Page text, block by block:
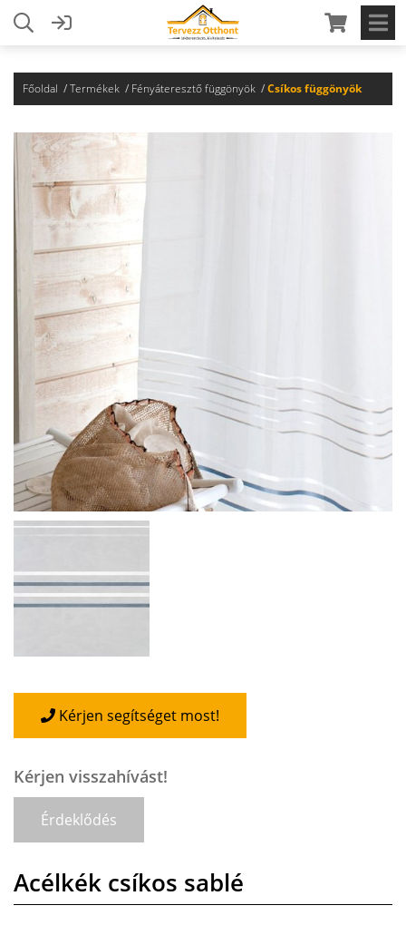
Főoldal Termékek Fényáteresztő függönyök Csíkos függönyök
Kérjen segítséget most!
Kérjen visszahívást!
Érdeklődés
Acélkék csíkos sablé